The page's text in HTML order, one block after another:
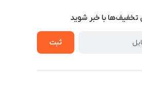
تخفیف‌ها با‌ خبر شوید
ثبت